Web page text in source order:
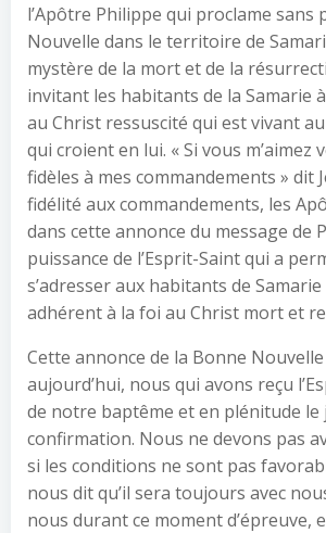
l’Apôtre Philippe qui proclame sans
Nouvelle dans le territoire de
mystère de la mort et de la
invitant les habitants de la Samarie
au Christ ressuscité qui est vivant
qui croient en lui. « Si vous m’aimez
fidèles à mes commandements » dit
fidélité aux commandements, les
dans cette annonce du message de
puissance de l’Esprit-Saint qui a
s’adresser aux habitants de Samarie
adhérent à la foi au Christ mort et
Cette annonce de la Bonne
aujourd’hui, nous qui avons reçu
de notre baptême et en plénitude
confirmation. Nous ne devons pas
si les conditions ne sont pas
nous dit qu’il sera toujours avec
nous durant ce moment d’épreuve,